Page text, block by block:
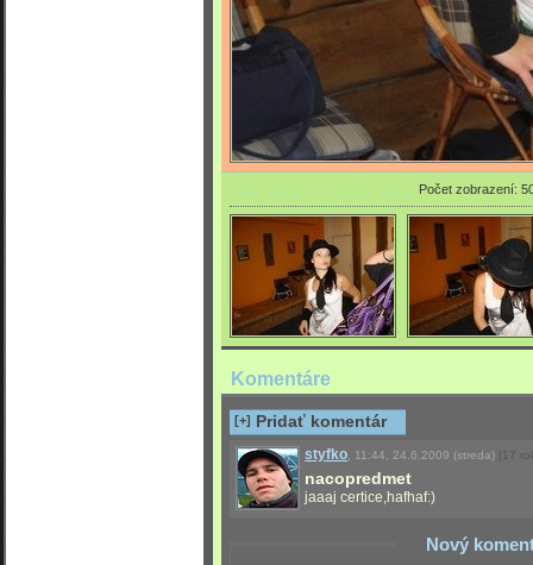
Počet zobrazení:
Komentáre
[+] Pridať komentár
styfko 11:44, 24.6.2009 (streda) [17
nacopredmet
jaaaj certice,hafhaf:)
Nový